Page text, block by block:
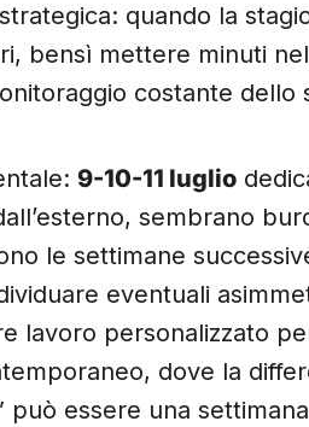
quando la
bensì mettere minuti
costante dello
9-10-11 luglio
sembrano
le settimane
eventuali
lavoro personalizzato
dove la
può essere una